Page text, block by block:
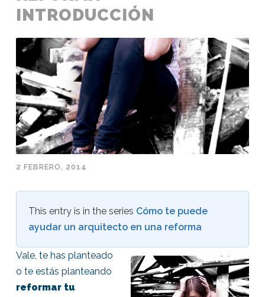
INTRODUCCIÓN
2 FEBRERO, 2014
This entry is in the series Cómo te puede
ayudar un arquitecto en una reforma
Vale, te has planteado
o te estás planteando
reformar tu